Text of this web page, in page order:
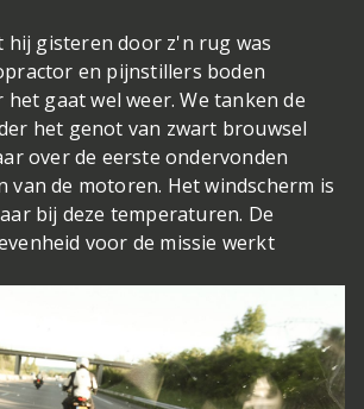
hij gisteren door z'n rug was
en pijnstillers boden
gaat wel weer. We tanken de
het genot van zwart brouwsel
over de eerste ondervonden
van de motoren. Het windscherm is
bij deze temperaturen. De
voor de missie werkt